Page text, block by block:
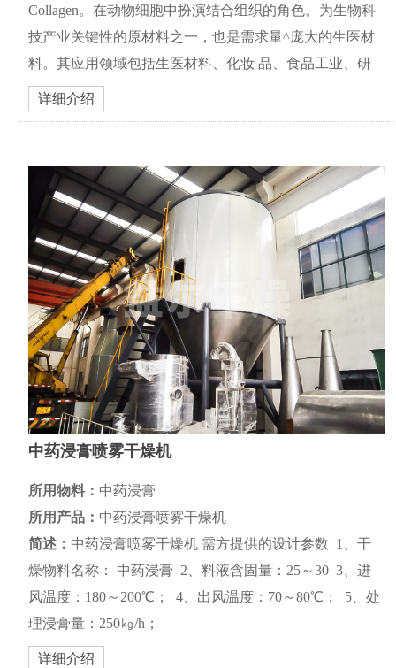
Collagen。在动物细胞中扮演结合组织的角色。为生物科
技产业关键性的原材料之一，也是需求量^庞大的生医材
料。其应用领域包括生医材料、化妆 品、食品工业、研
究用途等。
详细介绍
中药浸膏喷雾干燥机
所用物料： 中药浸膏
所用产品： 中药浸膏喷雾干燥机
简述： 中药浸膏喷雾干燥机 需方提供的设计参数 1、干
燥物料名称： 中药浸膏 2、料液含固量：25～30 3、进
风温度：180～200℃； 4、出风温度：70～80℃； 5、处
理浸膏量：250㎏/h；
详细介绍